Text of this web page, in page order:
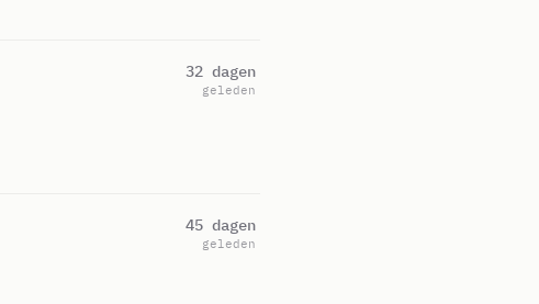
32 dagen
geleden
45 dagen
geleden